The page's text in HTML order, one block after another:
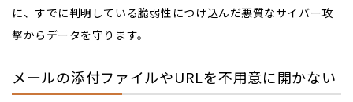
に、すでに判明している脆弱性につけ込んだ悪質なサイバー攻
撃からデータを守ります。
メールの添付ファイルやURLを不用意に開かない